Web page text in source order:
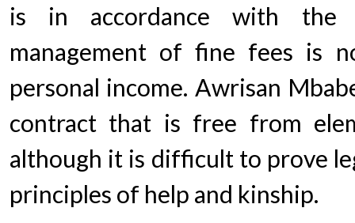
is in accordance with the
management of fine fees is
personal income. Awrisan
contract that is free from
although it is difficult to prove
principles of help and kinship.